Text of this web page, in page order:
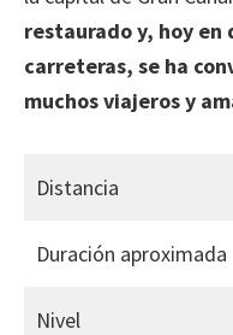
restaurado y, hoy en
carreteras, se ha
muchos viajeros y
Distancia
Duración aproximada
Nivel